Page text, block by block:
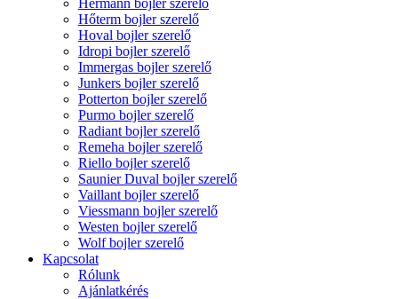
Hermann bojler szerelő
Hőterm bojler szerelő
Hoval bojler szerelő
Idropi bojler szerelő
Immergas bojler szerelő
Junkers bojler szerelő
Potterton bojler szerelő
Purmo bojler szerelő
Radiant bojler szerelő
Remeha bojler szerelő
Riello bojler szerelő
Saunier Duval bojler szerelő
Vaillant bojler szerelő
Viessmann bojler szerelő
Westen bojler szerelő
Wolf bojler szerelő
Kapcsolat
Rólunk
Ajánlatkérés